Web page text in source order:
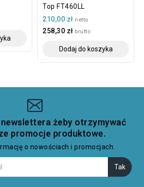
Top FT460LL
210,00 zł netto
258,30 zł brutto
Dodaj do koszyka
żeby otrzymywać
promocje produktowe.
o nowościach i promocjach.